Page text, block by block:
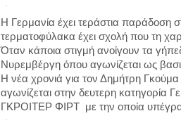
Η Γερμανία έχει τεράστια παράδοση
τερματοφύλακα έχει σχολή που τη
Όταν κάποια στιγμή ανοίγουν τα
Νυρεμβέργη όπου αγωνίζεται ως
Η νέα χρονιά για τον Δημήτρη
αγωνίζεται στην δευτερη κατηγορία
ΓΚΡΟΙΤΕΡ ΦΙΡΤ  με την οποία